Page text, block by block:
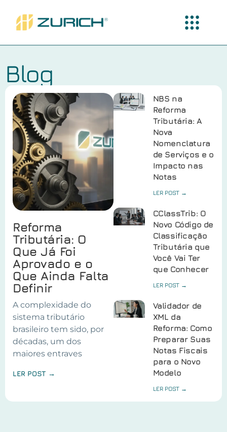
Blog
Reforma
Tributária: O
Que Já Foi
Aprovado e o
Que Ainda Falta
Definir
A complexidade do
sistema tributário
brasileiro tem sido, por
décadas, um dos
maiores entraves
LER POST →
NBS na
Reforma
Tributária: A
Nova
Nomenclatura
de Serviços e o
Impacto nas
Notas
LER POST →
CClassTrib: O
Novo Código de
Classificação
Tributária que
Você Vai Ter
que Conhecer
LER POST →
Validador de
XML da
Reforma: Como
Preparar Suas
Notas Fiscais
para o Novo
Modelo
LER POST →